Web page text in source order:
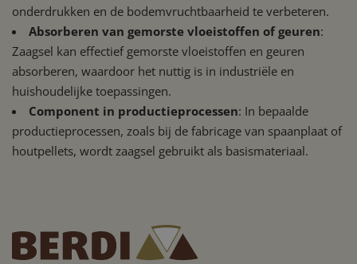
onderdrukken en de bodemvruchtbaarheid te verbeteren.
Absorberen van gemorste vloeistoffen of geuren:
Zaagsel kan effectief gemorste vloeistoffen en geuren
absorberen, waardoor het nuttig is in industriële en
huishoudelijke toepassingen.
Component in productieprocessen: In bepaalde
productieprocessen, zoals bij de fabricage van spaanplaat of
houtpellets, wordt zaagsel gebruikt als basismateriaal.
Niet-geclassificeerd
Strikt noodzakelijke cookies maken de kernfunctionaliteiten van de
website mogelijk, zoals gebruikersaanmelding en accountbeheer. De
website kan niet goed worden gebruikt zonder de strikt
noodzakelijke cookies.